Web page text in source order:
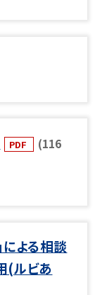
PDF
(116
による相談
(ルビあ